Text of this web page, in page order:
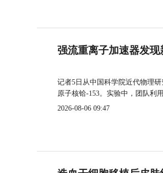
强流重离子加速器发现
记者5日从中国科学院近代物理
原子核铪-153。实验中，团队利
2026-08-06 09:47